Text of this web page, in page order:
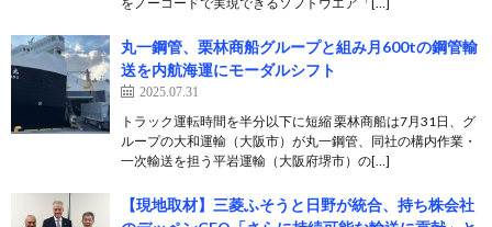
丸一鋼管、栗林商船グループと組み月600tの鋼管輸
送を内航海運にモーダルシフト
2025.07.31
トラック運転時間を半分以下に短縮 栗林商船は7月31日、グ
ループの大和運輸（大阪市）が丸一鋼管、同社の構内作業・
一次輸送を担う平岩運輸（大阪府堺市）の[…]
【現地取材】三菱ふそうと日野が統合、持ち株会社